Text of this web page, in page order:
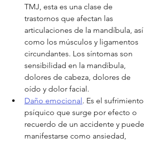
TMJ, esta es una clase de
trastornos que afectan las
articulaciones de la mandíbula, así
como los músculos y ligamentos
circundantes. Los síntomas son
sensibilidad en la mandíbula,
dolores de cabeza, dolores de
oído y dolor facial.
Daño emocional. Es el sufrimiento
psíquico que surge por efecto o
recuerdo de un accidente y puede
manifestarse como ansiedad,